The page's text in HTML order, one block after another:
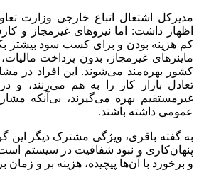
مدیرکل اشتغال اتباع خارجی وزارت
اظهار داشت: اما نیروهای غیرمجاز و
کم هزینه بودن و برای کسب سود بیشتر
ماینرهای غیرمجاز، بدون پرداخت
کشور بهره‌مند می‌شوند. این افراد در
تعادل بازار کار را به هم می‌زنند، و
غیرمستقیم بهره‌ می‌گیرند، بی‌آنکه
عمومی داشته باشند.
به گفته باقری، ویژگی مشترک دیگر این
پنهان‌کاری و نبود شفافیت در سیستم
و برخورد با آن‌ها پیچیده، هزینه بر و زمان